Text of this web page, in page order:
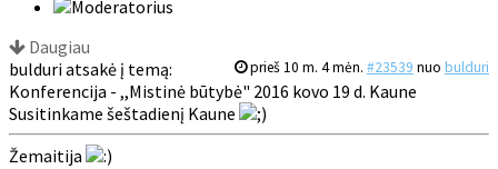
Daugiau
prieš 10 m. 4 mėn. #23539 nuo bulduri
bulduri atsakė į temą:
Konferencija - ,,Mistinė būtybė" 2016 kovo 19 d. Kaune
Susitinkame šeštadienį Kaune
Žemaitija